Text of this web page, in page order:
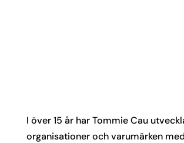
I över 15 år har Tommie Cau
organisationer och varumärken